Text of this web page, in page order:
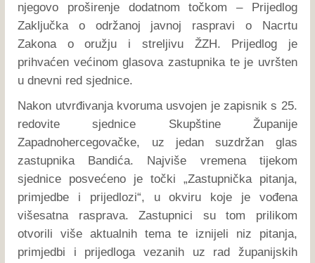
njegovo proširenje dodatnom točkom – Prijedlog
Zaključka o održanoj javnoj raspravi o Nacrtu
Zakona o oružju i streljivu ŽZH. Prijedlog je
prihvaćen većinom glasova zastupnika te je uvršten
u dnevni red sjednice.
Nakon utvrđivanja kvoruma usvojen je zapisnik s 25.
redovite sjednice Skupštine Županije
Zapadnohercegovačke, uz jedan suzdržan glas
zastupnika Bandića. Najviše vremena tijekom
sjednice posvećeno je točki „Zastupnička pitanja,
primjedbe i prijedlozi“, u okviru koje je vođena
višesatna rasprava. Zastupnici su tom prilikom
otvorili više aktualnih tema te iznijeli niz pitanja,
primjedbi i prijedloga vezanih uz rad županijskih